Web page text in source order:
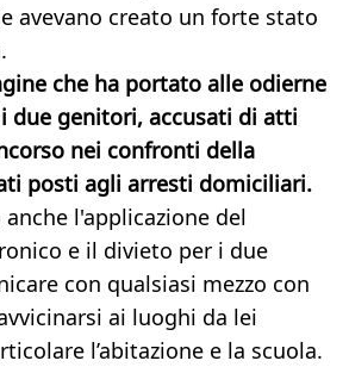
avevano creato un forte stato
che ha portato alle odierne
due genitori, accusati di atti
nei confronti della
posti agli arresti domiciliari.
l'applicazione del
e il divieto per i due
con qualsiasi mezzo con
ai luoghi da lei
l’abitazione e la scuola.